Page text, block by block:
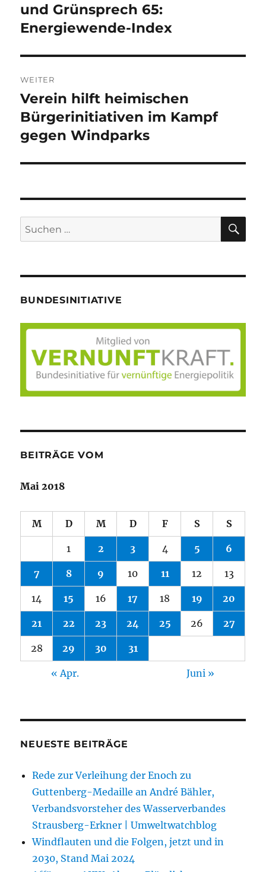
Beitrag:
und Grünsprech 65:
Energiewende-Index
WEITER
Nächster
Beitrag:
Verein hilft heimischen
Bürgerinitiativen im Kampf
gegen Windparks
Suche
nach:
BUNDESINITIATIVE
BEITRÄGE VOM
Mai 2018
M D M D F S S
1 2 3 4 5 6
7 8 9 10 11 12 13
14 15 16 17 18 19 20
21 22 23 24 25 26 27
28 29 30 31
« Apr. Juni »
NEUESTE BEITRÄGE
Rede zur Verleihung der Enoch zu
Guttenberg-Medaille an André Bähler,
Verbandsvorsteher des Wasserverbandes
Strausberg-Erkner | Umweltwatchblog
Windflauten und die Folgen, jetzt und in
2030, Stand Mai 2024